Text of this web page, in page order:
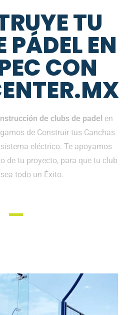
TU
PÁDEL EN
CON
de clubs de padel en
de Construir tus Canchas
eléctrico. Te apoyamos
de tu proyecto, para que tu club
todo un Éxito.